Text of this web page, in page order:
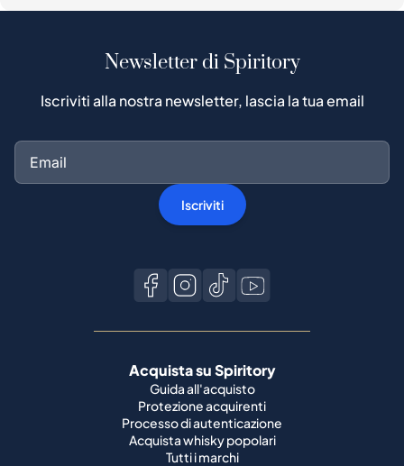
Newsletter di Spiritory
Iscriviti alla nostra newsletter, lascia la tua email
Iscriviti
Acquista su Spiritory
Guida all'acquisto
Protezione acquirenti
Processo di autenticazione
Acquista whisky popolari
Tutti i marchi